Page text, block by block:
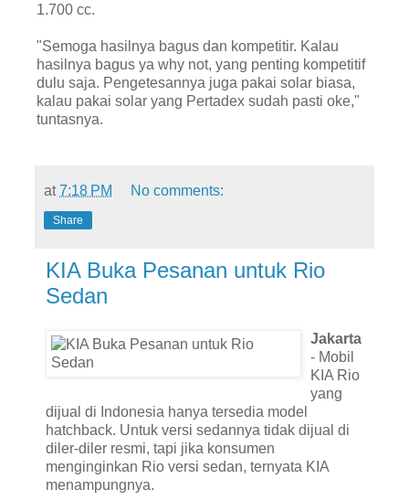
1.700 cc.
"Semoga hasilnya bagus dan kompetitir. Kalau
hasilnya bagus ya why not, yang penting kompetitif
dulu saja. Pengetesannya juga pakai solar biasa,
kalau pakai solar yang Pertadex sudah pasti oke,"
tuntasnya.
at7:18 PM No comments:
Share
KIA Buka Pesanan untuk Rio
Sedan
Jakarta
- Mobil
KIA Rio
yang
dijual di Indonesia hanya tersedia model
hatchback. Untuk versi sedannya tidak dijual di
diler-diler resmi, tapi jika konsumen
menginginkan Rio versi sedan, ternyata KIA
menampungnya.